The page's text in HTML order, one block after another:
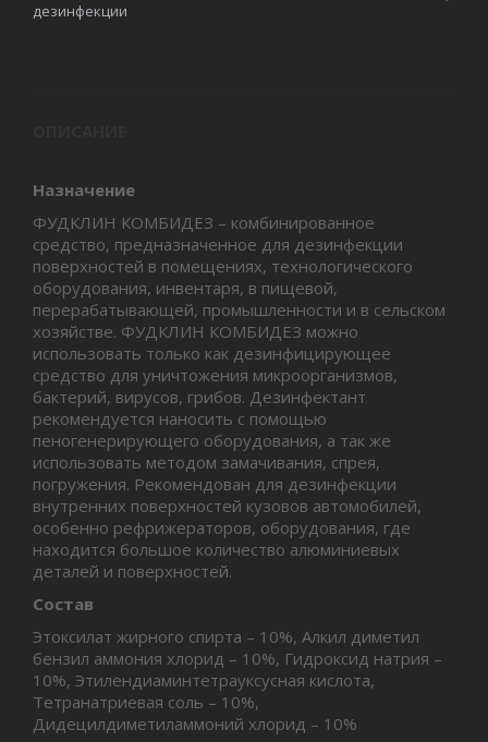
дезинфекции
Назначение
ФУДКЛИН КОМБИДЕЗ – комбинированное
средство, предназначенное для дезинфекции
поверхностей в помещениях, технологического
оборудования, инвентаря, в пищевой,
перерабатывающей, промышленности и в сельском
хозяйстве. ФУДКЛИН КОМБИДЕЗ можно
использовать только как дезинфицирующее
средство для уничтожения микроорганизмов,
бактерий, вирусов, грибов. Дезинфектант
рекомендуется наносить с помощью
пеногенерирующего оборудования, а так же
использовать методом замачивания, спрея,
погружения. Рекомендован для дезинфекции
внутренних поверхностей кузовов автомобилей,
особенно рефрижераторов, оборудования, где
находится большое количество алюминиевых
деталей и поверхностей.
Состав
Этоксилат жирного спирта – 10%, Алкил диметил
бензил аммония хлорид – 10%, Гидроксид натрия –
10%, Этилендиаминтетрауксусная кислота,
Tетранатриевая соль – 10%,
Дидецилдиметиламмоний хлорид – 10%